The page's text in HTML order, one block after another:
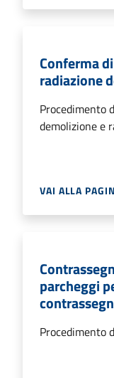
Conferma
radiazione
Procedimento
demolizione e
VAI ALLA
parcheggi
Procedimento